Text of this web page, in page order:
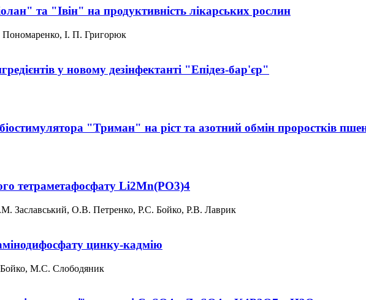
та "Івін" на продуктивність лікарських рослин
І. П. Григорюк
у новому дезінфектанті "Епідез-бар'єр"
"Триман" на ріст та азотний обмін проростків
тетраметафосфату Li2Mn(PO3)4
Заславський, О.В. Петренко, Р.С. Бойко, Р.В. Лаврик
цинку-кадмію
М.С. Слободяник